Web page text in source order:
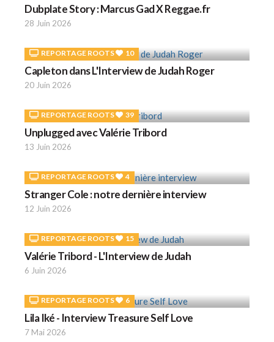
Dubplate Story : Marcus Gad X Reggae.fr
28 Juin 2026
REPORTAGE ROOTS 10
Capleton dans L'Interview de Judah Roger
20 Juin 2026
REPORTAGE ROOTS 39
Unplugged avec Valérie Tribord
13 Juin 2026
REPORTAGE ROOTS 4
Stranger Cole : notre dernière interview
12 Juin 2026
REPORTAGE ROOTS 15
Valérie Tribord - L'Interview de Judah
6 Juin 2026
REPORTAGE ROOTS 6
Lila Iké - Interview Treasure Self Love
7 Mai 2026